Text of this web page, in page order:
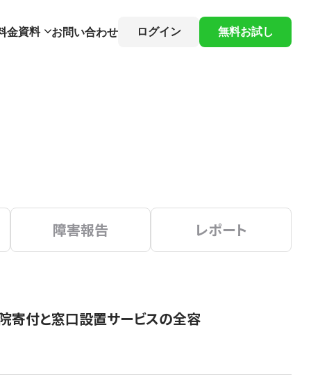
金資料 お問い合わせ ログイン 無料お試し
障害報告 レポート
寄付と窓口設置サービスの全容